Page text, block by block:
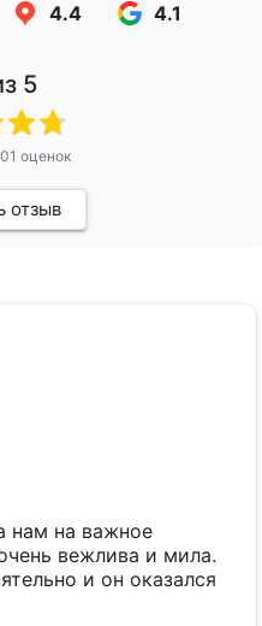
4.4 4.1
5
оценок
отзыв
нам на важное
вежлива и мила.
и он оказался